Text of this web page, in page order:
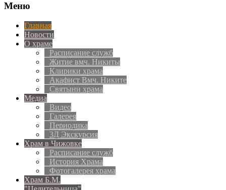
Меню
Главная
Новости
О храме
Расписание служб
Житие вмч. Никиты
Клирики храма
Акафист Вмч. Никите
Святыни храма
Медиа
Видео
Галерея
Периодика
3Д Экскурсия
Храм в Чижовке
Расписание служб
История Храма
Фотогалерея храма
Храм Б.М.